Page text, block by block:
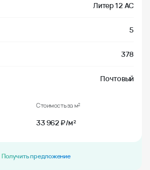
Литер 12 АС
5
378
Почтовый
Стоимость за м²
33 962 ₽/м²
Получить предложение